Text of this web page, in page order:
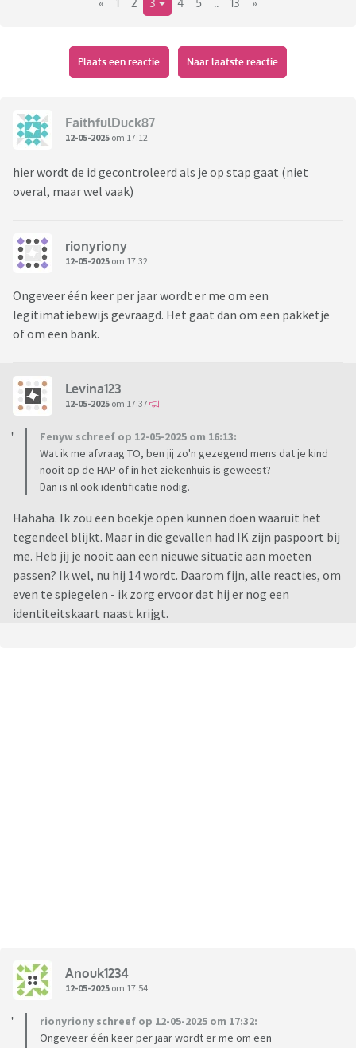
« 1 2 3 4 5 13 »
Plaats een reactie Naar laatste reactie
FaithfulDuck87
12-05-2025 om 17:12
hier wordt de id gecontroleerd als je op stap gaat (niet
overal, maar wel vaak)
rionyriony
12-05-2025 om 17:32
Ongeveer één keer per jaar wordt er me om een
legitimatiebewijs gevraagd. Het gaat dan om een pakketje
of om een bank.
Levina123
12-05-2025 om 17:37
Fenyw schreef op 12-05-2025 om 16:13:
Wat ik me afvraag TO, ben jij zo'n gezegend mens dat je kind
nooit op de HAP of in het ziekenhuis is geweest?
Dan is nl ook identificatie nodig.
Hahaha. Ik zou een boekje open kunnen doen waaruit het
tegendeel blijkt. Maar in die gevallen had IK zijn paspoort bij
me. Heb jij je nooit aan een nieuwe situatie aan moeten
passen? Ik wel, nu hij 14 wordt. Daarom fijn, alle reacties, om
even te spiegelen - ik zorg ervoor dat hij er nog een
identiteitskaart naast krijgt.
Anouk1234
12-05-2025 om 17:54
rionyriony schreef op 12-05-2025 om 17:32:
Ongeveer één keer per jaar wordt er me om een